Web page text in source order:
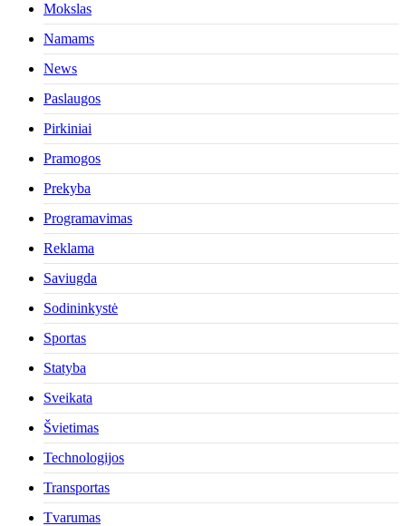
Mokslas
Namams
News
Paslaugos
Pirkiniai
Pramogos
Prekyba
Programavimas
Reklama
Saviugda
Sodininkystė
Sportas
Statyba
Sveikata
Švietimas
Technologijos
Transportas
Tvarumas